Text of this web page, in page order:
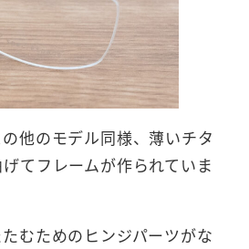
他のモデル同様、薄いチタ
てフレームが作られていま
むためのヒンジパーツがな